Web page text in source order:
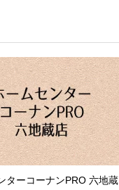
ターコーナンPRO 六地蔵